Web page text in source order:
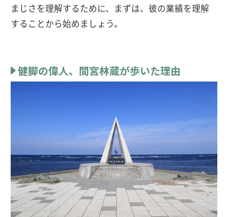
まじさを理解するために、まずは、彼の業績を理解
することから始めましょう。
健脚の偉人、間宮林蔵が歩いた理由